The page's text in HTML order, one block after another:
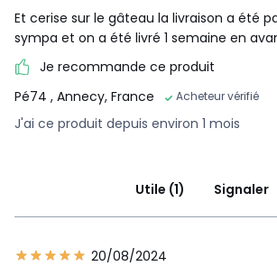
Et cerise sur le gâteau la livraison a été
sympa et on a été livré 1 semaine en
Je recommande ce produit
Pé74 , Annecy, France Acheteur vérifié
J'ai ce produit depuis environ 1 mois
Utile (1) Signaler
20/08/2024